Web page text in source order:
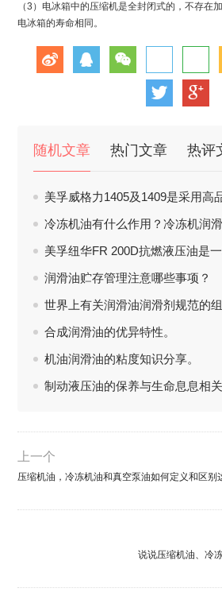
（3）电冰箱中的压缩机是全封闭式的，不存在
电冰箱的寿命相同。
随机文章 热门文章 热评
美孚威格力1405及1409是采用高品质、化学性
冷冻机油有什么作用？冷冻机润
美孚纽华FR 200D抗燃液压油是一种性能极为出色
润滑油贮存管理注意哪些事项？
世界上有关润滑油润滑剂规范的组
合成润滑油的优异特性。
机油润滑油的粘度知识分享。
制动液压油的保养与生命息息相关
上一个
压缩机油，冷冻机油和真空泵油如何定义和区别
说说压缩机油、冷